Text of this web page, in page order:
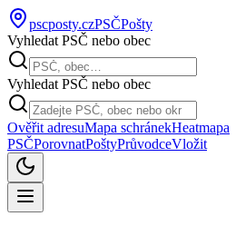
pscposty.czPSČPošty
Vyhledat PSČ nebo obec
Vyhledat PSČ nebo obec
Ověřit adresuMapa schránekHeatmapa
PSČPorovnatPoštyPrůvodceVložit